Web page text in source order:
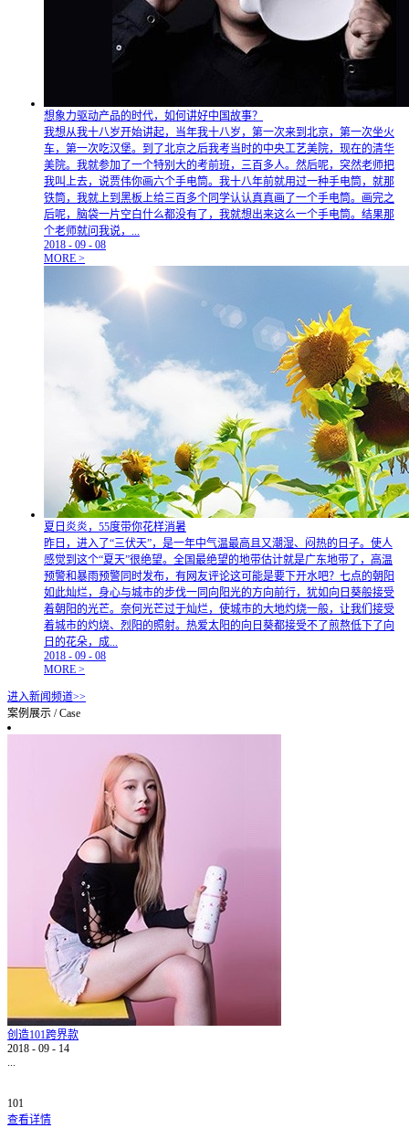
想象力驱动产品的时代，如何讲好中国故事？
我想从我十八岁开始讲起，当年我十八岁，第一次来到北京，第一次坐火
车，第一次吃汉堡。到了北京之后我考当时的中央工艺美院，现在的清华
美院。我就参加了一个特别大的考前班，三百多人。然后呢，突然老师把
我叫上去，说贾伟你画六个手电筒。我十八年前就用过一种手电筒，就那
铁筒，我就上到黑板上给三百多个同学认认真真画了一个手电筒。画完之
后呢，脑袋一片空白什么都没有了，我就想出来这么一个手电筒。结果那
个老师就问我说，...
2018 - 09 - 08
MORE >
夏日炎炎，55度带你花样消暑
昨日，进入了“三伏天”，是一年中气温最高且又潮湿、闷热的日子。使人
感觉到这个“夏天”很绝望。全国最绝望的地带估计就是广东地带了，高温
预警和暴雨预警同时发布，有网友评论这可能是要下开水吧？七点的朝阳
如此灿烂，身心与城市的步伐一同向阳光的方向前行，犹如向日葵般接受
着朝阳的光芒。奈何光芒过于灿烂，使城市的大地灼烧一般，让我们接受
着城市的灼烧、烈阳的照射。热爱太阳的向日葵都接受不了煎熬低下了向
日的花朵，成...
2018 - 09 - 08
MORE >
进入新闻频道>>
案例展示 / Case
创造101跨界款
2018 - 09 - 14
...
101
查看详情